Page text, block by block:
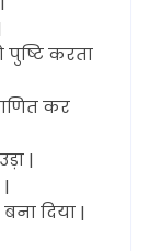
करता
कर
|
दिया |